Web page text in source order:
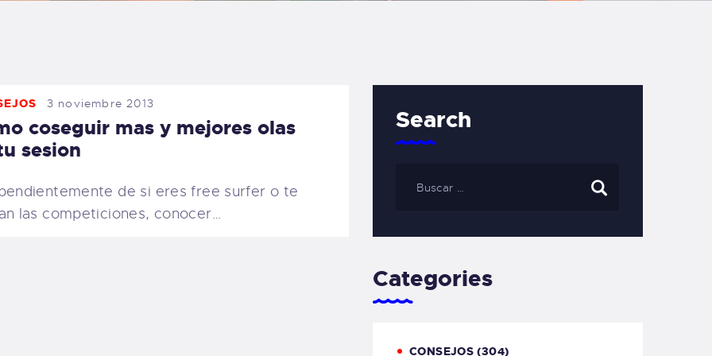
CARRITO
FAMILY
3 noviembre 2013
coseguir mas y mejores olas
sesion
de si eres free surfer o te
las competiciones, conocer…
Search
Categories
CONSEJOS (304)